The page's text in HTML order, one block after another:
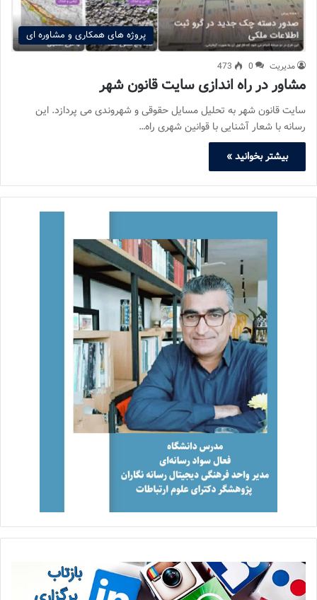
پروژه های همکاری و مشاوره ای
مدیریت 0
473
مشاور در راه اندازی سایت قانون شهر
سایت قانون شهر به تحلیل مسایل حقوقی و شهروندی می پردازد. این
رسانه با شعار آشنایی با قوانین شهری راه…
بیشتر بخوانید »